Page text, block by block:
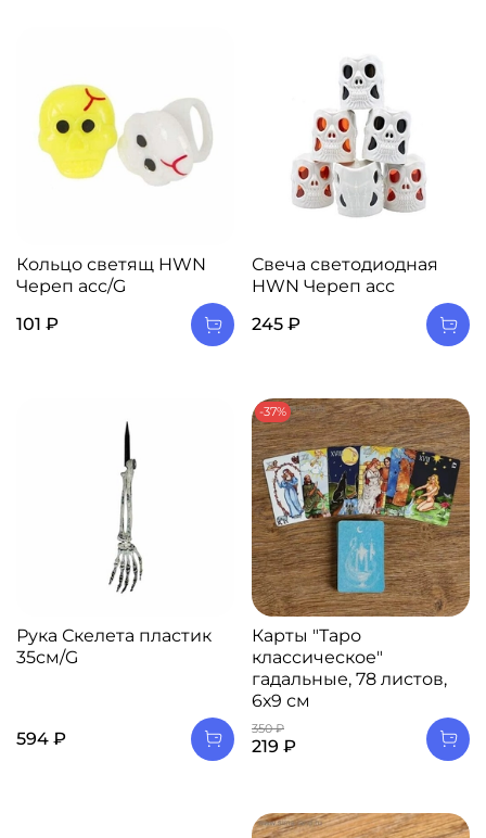
Кольцо светящ HWN
Череп асс/G
101 ₽
Свеча светодиодная
HWN Череп асс
245 ₽
Рука Скелета пластик
35см/G
594 ₽
-37%
Карты "Таро
классическое"
гадальные, 78 листов,
6х9 см
350 ₽
219 ₽